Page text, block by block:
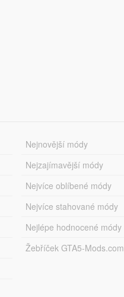
Nejnovější módy
Nejzajímavější módy
Nejvíce oblíbené módy
Nejvíce stahované módy
Nejlépe hodnocené módy
Žebříček GTA5-Mods.com